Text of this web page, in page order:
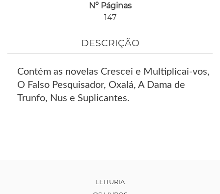
Nº Páginas
147
DESCRIÇÃO
Contém as novelas Crescei e Multiplicai-vos,
O Falso Pesquisador, Oxalá, A Dama de
Trunfo, Nus e Suplicantes.
LEITURIA